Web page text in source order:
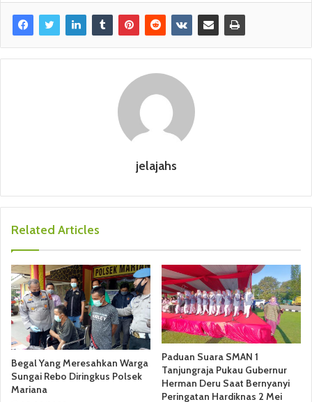
jelajahs
Related Articles
Begal Yang Meresahkan Warga
Sungai Rebo Diringkus Polsek
Mariana
Paduan Suara SMAN 1
Tanjungraja Pukau Gubernur
Herman Deru Saat Bernyanyi
Peringatan Hardiknas 2 Mei